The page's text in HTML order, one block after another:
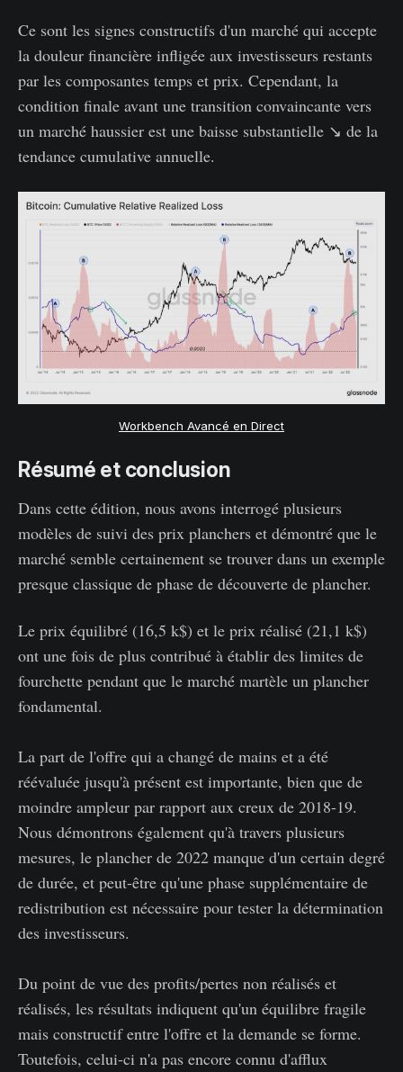
Ce sont les signes constructifs d'un marché qui accepte
la douleur financière infligée aux investisseurs restants
par les composantes temps et prix. Cependant, la
condition finale avant une transition convaincante vers
un marché haussier est une baisse substantielle ↘️ de la
tendance cumulative annuelle.
Workbench Avancé en Direct
Résumé et conclusion
Dans cette édition, nous avons interrogé plusieurs
modèles de suivi des prix planchers et démontré que le
marché semble certainement se trouver dans un exemple
presque classique de phase de découverte de plancher.
Le prix équilibré (16,5 k$) et le prix réalisé (21,1 k$)
ont une fois de plus contribué à établir des limites de
fourchette pendant que le marché martèle un plancher
fondamental.
La part de l'offre qui a changé de mains et a été
réévaluée jusqu'à présent est importante, bien que de
moindre ampleur par rapport aux creux de 2018-19.
Nous démontrons également qu'à travers plusieurs
mesures, le plancher de 2022 manque d'un certain degré
de durée, et peut-être qu'une phase supplémentaire de
redistribution est nécessaire pour tester la détermination
des investisseurs.
Du point de vue des profits/pertes non réalisés et
réalisés, les résultats indiquent qu'un équilibre fragile
mais constructif entre l'offre et la demande se forme.
Toutefois, celui-ci n'a pas encore connu d'afflux